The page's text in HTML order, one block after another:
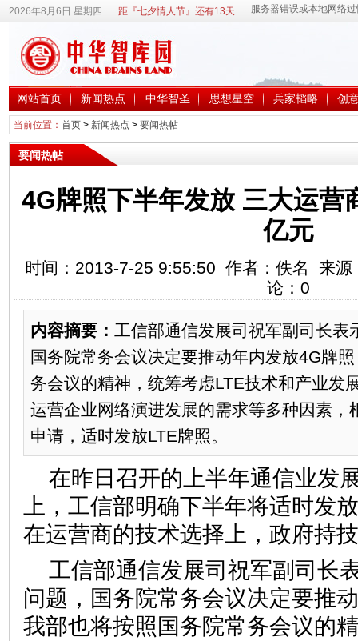
2026年8月6日 星期四 距『七夕情人节』还有13天
网站首页 新闻热点 中华智圣 思想星空 兵家韬略 创
当前位置： 首页> 新闻热点 > 要闻热帖
要闻热帖
4G牌照下半年发放 三大运营
亿元
时间：2013-7-25 9:55:50 作者：佚名 来
论： 0
内容摘要： 工信部通信发展司祝军副司长表
国务院常务会议决定要推动年内发放4G牌
务会议的精神，统筹考虑LTE技术和产业发
运营企业网络演进发展的需求等多种因素，
申请，适时发放LTE牌照。
在昨日召开的上半年通信业发
上，工信部明确下半年将适时发
在运营商的技术选择上，政府持
工信部通信发展司祝军副司长
问题，国务院常务会议决定要推
我部也将按照国务院常务会议的